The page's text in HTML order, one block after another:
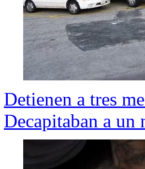
Detienen a tres
Decapitaban a un